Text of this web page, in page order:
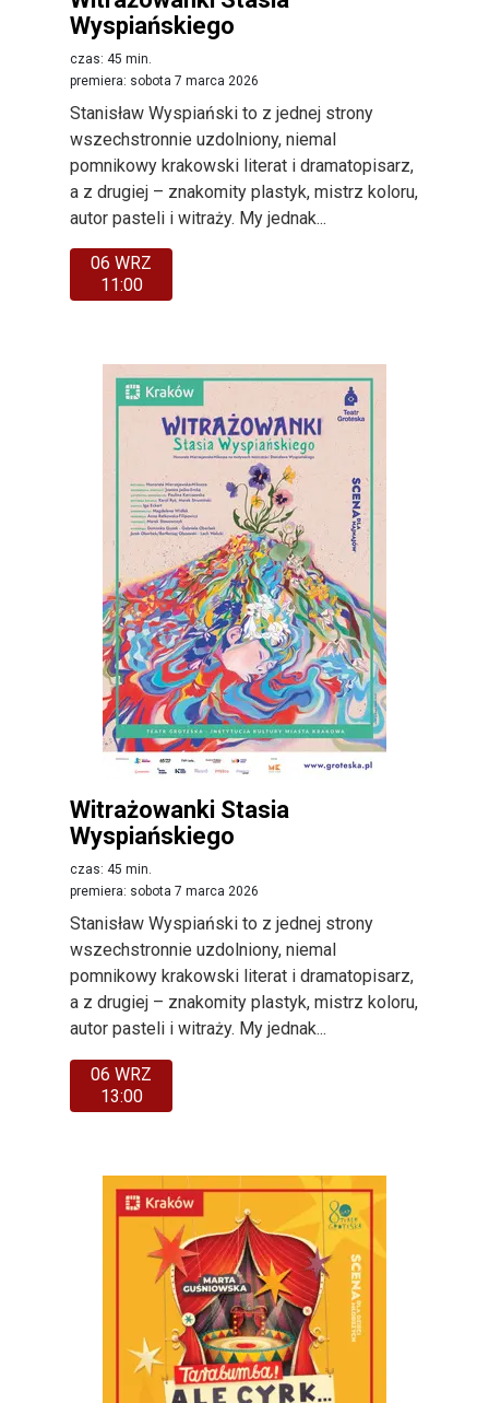
Wyspiańskiego
czas: 45 min.
premiera: sobota 7 marca 2026
Stanisław Wyspiański to z jednej strony
wszechstronnie uzdolniony, niemal
pomnikowy krakowski literat i dramatopisarz,
a z drugiej – znakomity plastyk, mistrz koloru,
autor pasteli i witraży. My jednak...
06 WRZ
11:00
Witrażowanki Stasia
Wyspiańskiego
czas: 45 min.
premiera: sobota 7 marca 2026
Stanisław Wyspiański to z jednej strony
wszechstronnie uzdolniony, niemal
pomnikowy krakowski literat i dramatopisarz,
a z drugiej – znakomity plastyk, mistrz koloru,
autor pasteli i witraży. My jednak...
06 WRZ
13:00